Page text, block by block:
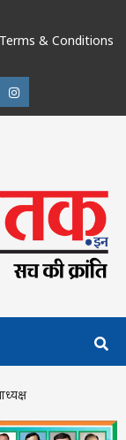
Terms & Conditions
Instagram